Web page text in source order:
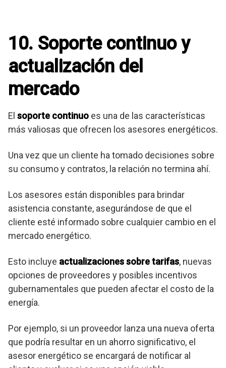
10. Soporte continuo y
actualización del
mercado
El soporte continuo es una de las características
más valiosas que ofrecen los asesores energéticos.
Una vez que un cliente ha tomado decisiones sobre
su consumo y contratos, la relación no termina ahí.
Los asesores están disponibles para brindar
asistencia constante, asegurándose de que el
cliente esté informado sobre cualquier cambio en el
mercado energético.
Esto incluye actualizaciones sobre tarifas, nuevas
opciones de proveedores y posibles incentivos
gubernamentales que pueden afectar el costo de la
energía.
Por ejemplo, si un proveedor lanza una nueva oferta
que podría resultar en un ahorro significativo, el
asesor energético se encargará de notificar al